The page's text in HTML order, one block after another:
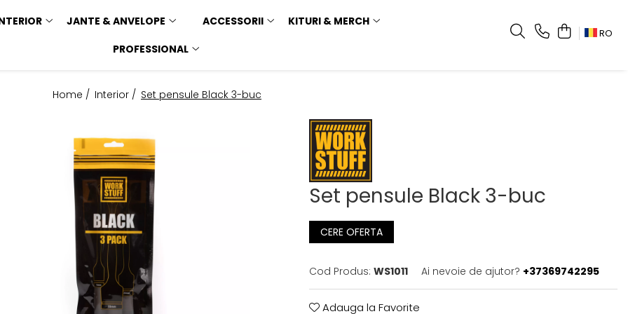
RO
JANTE & ANVELOPE ACCESSORII
KITURI & MERCH
PROFESSIONAL
Home / Interior / Set pensule Black 3-buc
Set pensule Black 3-buc
CERE OFERTA
Cod Produs: WS1011 Ai nevoie de ajutor? +37369742295
Adauga la Favorite